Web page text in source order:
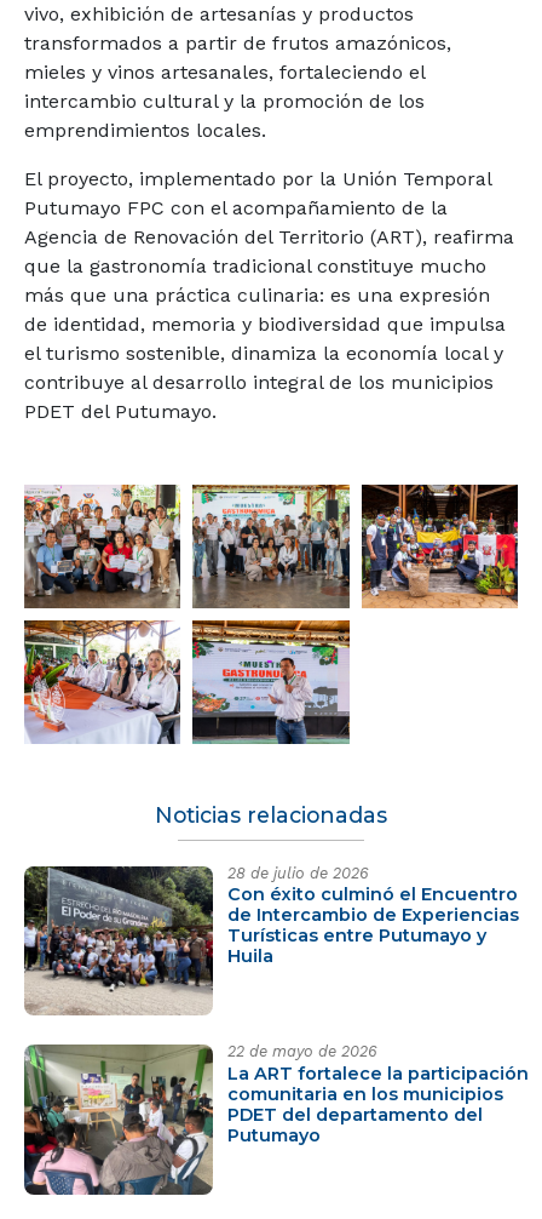
vivo, exhibición de artesanías y productos
transformados a partir de frutos amazónicos,
mieles y vinos artesanales, fortaleciendo el
intercambio cultural y la promoción de los
emprendimientos locales.
El proyecto, implementado por la Unión Temporal
Putumayo FPC con el acompañamiento de la
Agencia de Renovación del Territorio (ART), reafirma
que la gastronomía tradicional constituye mucho
más que una práctica culinaria: es una expresión
de identidad, memoria y biodiversidad que impulsa
el turismo sostenible, dinamiza la economía local y
contribuye al desarrollo integral de los municipios
PDET del Putumayo.
Noticias relacionadas
28 de julio de 2026
Con éxito culminó el Encuentro
de Intercambio de Experiencias
Turísticas entre Putumayo y
Huila
22 de mayo de 2026
La ART fortalece la participación
comunitaria en los municipios
PDET del departamento del
Putumayo